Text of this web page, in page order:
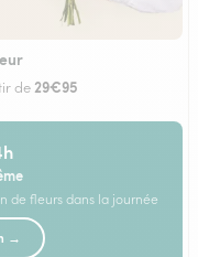
de 29€95
de fleurs dans la journée
→